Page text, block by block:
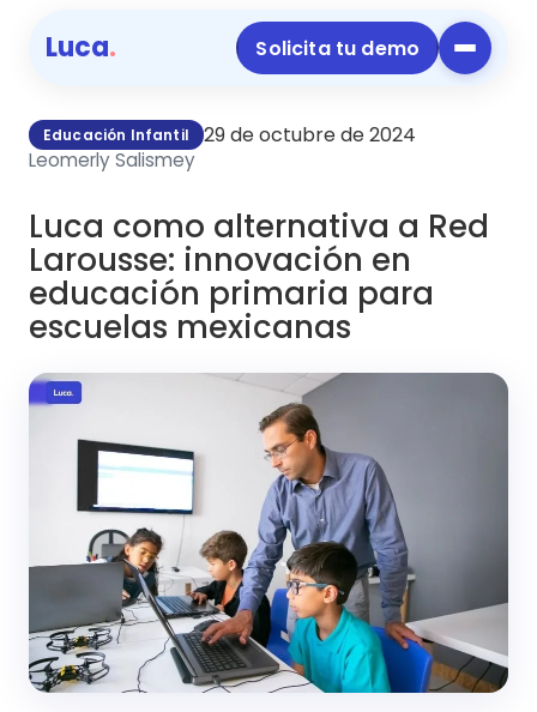
Luca. Solicita tu demo
Educación Infantil 29 de octubre de 2024
Leomerly Salismey
Luca como alternativa a Red
Larousse: innovación en
educación primaria para
escuelas mexicanas